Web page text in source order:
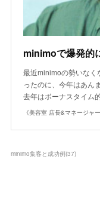
minimoで爆発的
最近minimoの勢いな
ったのに、今年はあん
去年はボーナスタイム
《美容室 店長&マネージャ
minimo集客と成功例(37)